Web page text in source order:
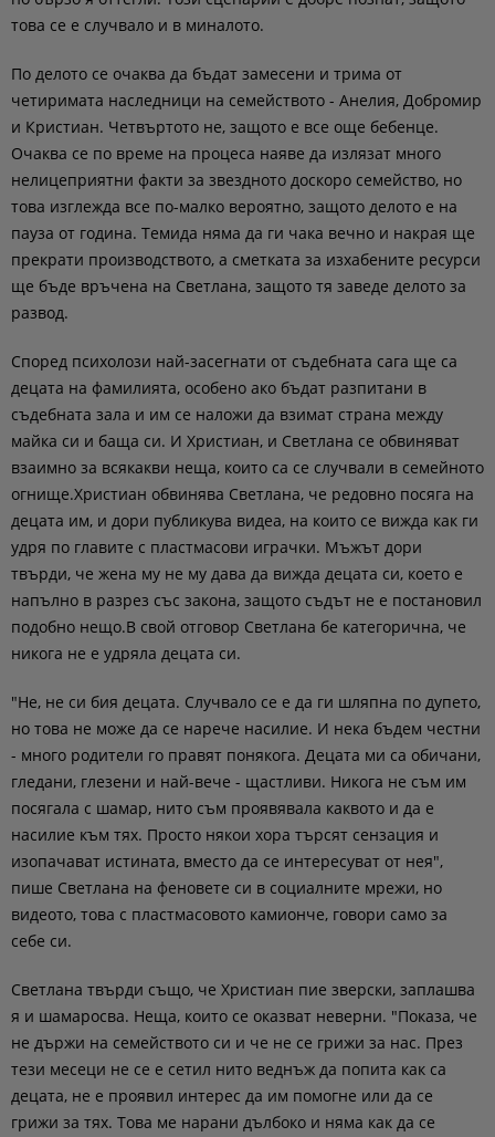
това се е случвало и в миналото.
По делото се очаква да бъдат замесени и трима от
четиримата наследници на семейството - Анелия, Добромир
и Кристиан. Четвъртото не, защото е все още бебенце.
Очаква се по време на процеса наяве да излязат много
нелицеприятни факти за звездното доскоро семейство, но
това изглежда все по-малко вероятно, защото делото е на
пауза от година. Темида няма да ги чака вечно и накрая ще
прекрати производството, а сметката за изхабените ресурси
ще бъде връчена на Светлана, защото тя заведе делото за
развод.
Според психолози най-засегнати от съдебната сага ще са
децата на фамилията, особено ако бъдат разпитани в
съдебната зала и им се наложи да взимат страна между
майка си и баща си. И Христиан, и Светлана се обвиняват
взаимно за всякакви неща, които са се случвали в семейното
огнище.Христиан обвинява Светлана, че редовно посяга на
децата им, и дори публикува видеа, на които се вижда как ги
удря по главите с пластмасови играчки. Мъжът дори
твърди, че жена му не му дава да вижда децата си, което е
напълно в разрез със закона, защото съдът не е постановил
подобно нещо.В свой отговор Светлана бе категорична, че
никога не е удряла децата си.
"Не, не си бия децата. Случвало се е да ги шляпна по дупето,
но това не може да се нарече насилие. И нека бъдем честни
- много родители го правят понякога. Децата ми са обичани,
гледани, глезени и най-вече - щастливи. Никога не съм им
посягала с шамар, нито съм проявявала каквото и да е
насилие към тях. Просто някои хора търсят сензация и
изопачават истината, вместо да се интересуват от нея",
пише Светлана на феновете си в социалните мрежи, но
видеото, това с пластмасовото камионче, говори само за
себе си.
Светлана твърди също, че Христиан пие зверски, заплашва
я и шамаросва. Неща, които се оказват неверни. "Показа, че
не държи на семейството си и че не се грижи за нас. През
тези месеци не се е сетил нито веднъж да попита как са
децата, не е проявил интерес да им помогне или да се
грижи за тях. Това ме нарани дълбоко и няма как да се